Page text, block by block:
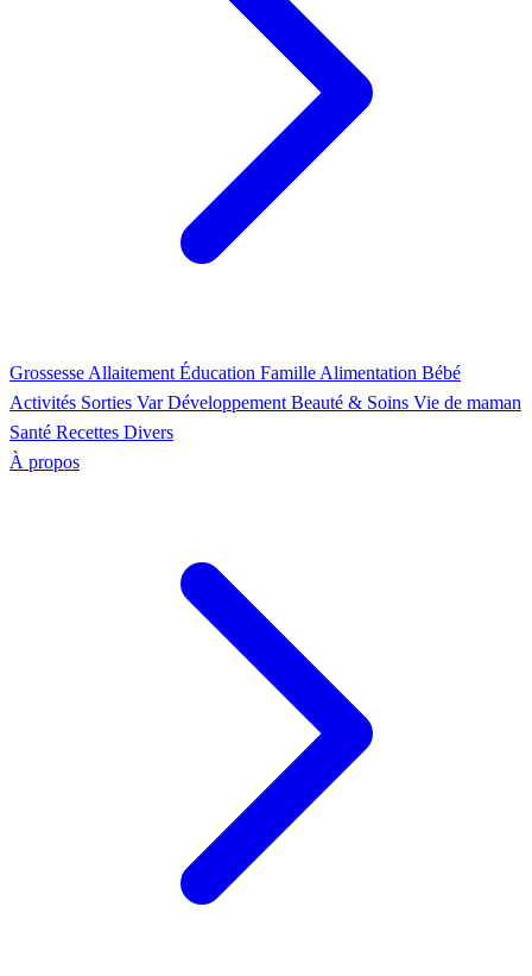
Grossesse Allaitement Éducation Famille Alimentation Bébé
Activités Sorties Var Développement Beauté & Soins Vie de maman
Santé Recettes Divers
À propos